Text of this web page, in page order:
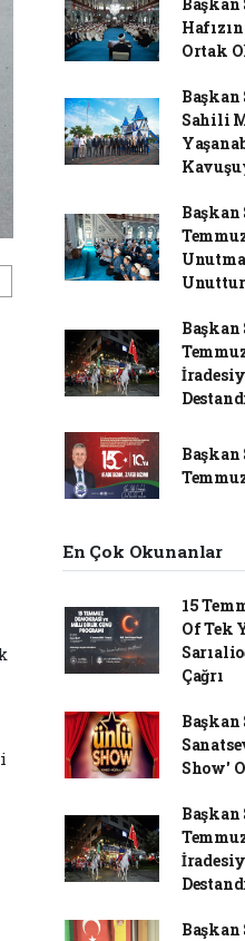
Ortak
Başkan
Sahili
Başkan
Başkan
Başkan
En Çok Okunanlar
15
Of Tek
Çağrı
Show'
Başkan